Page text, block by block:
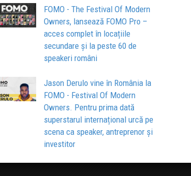
FOMO - The Festival Of Modern
Owners, lansează FOMO Pro –
acces complet în locațiile
secundare și la peste 60 de
speakeri români
Jason Derulo vine în România la
FOMO - Festival Of Modern
Owners. Pentru prima dată
superstarul internațional urcă pe
scena ca speaker, antreprenor și
investitor